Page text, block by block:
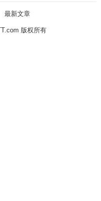
最新文章
版权所有